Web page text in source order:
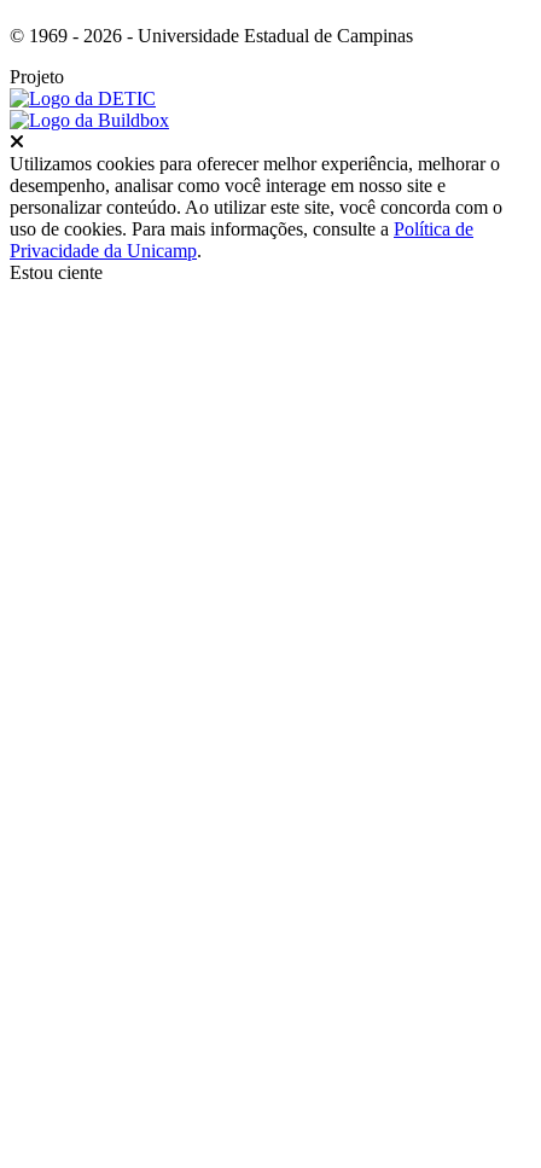
© 1969 - 2026 - Universidade Estadual de Campinas
Projeto
Utilizamos cookies para oferecer melhor experiência, melhorar o
desempenho, analisar como você interage em nosso site e
personalizar conteúdo. Ao utilizar este site, você concorda com o
uso de cookies. Para mais informações, consulte a Política de
Privacidade da Unicamp.
Estou ciente